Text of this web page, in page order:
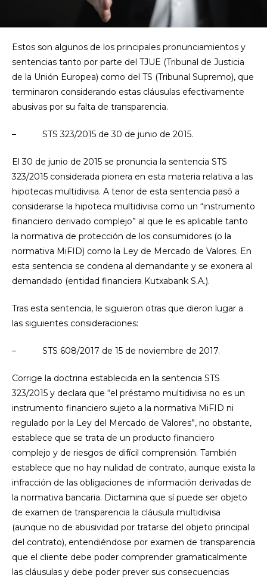
Estos son algunos de los principales pronunciamientos y
sentencias tanto por parte del TJUE (Tribunal de Justicia
de la Unión Europea) como del TS (Tribunal Supremo), que
terminaron considerando estas cláusulas efectivamente
abusivas por su falta de transparencia.
– STS 323/2015 de 30 de junio de 2015.
El 30 de junio de 2015 se pronuncia la sentencia STS
323/2015 considerada pionera en esta materia relativa a las
hipotecas multidivisa. A tenor de esta sentencia pasó a
considerarse la hipoteca multidivisa como un “instrumento
financiero derivado complejo” al que le es aplicable tanto
la normativa de protección de los consumidores (o la
normativa MiFID) como la Ley de Mercado de Valores. En
esta sentencia se condena al demandante y se exonera al
demandado (entidad financiera Kutxabank S.A.).
Tras esta sentencia, le siguieron otras que dieron lugar a
las siguientes consideraciones:
– STS 608/2017 de 15 de noviembre de 2017.
Corrige la doctrina establecida en la sentencia STS
323/2015 y declara que “el préstamo multidivisa no es un
instrumento financiero sujeto a la normativa MiFID ni
regulado por la Ley del Mercado de Valores”, no obstante,
establece que se trata de un producto financiero
complejo y de riesgos de difícil comprensión. También
establece que no hay nulidad de contrato, aunque exista la
infracción de las obligaciones de información derivadas de
la normativa bancaria. Dictamina que sí puede ser objeto
de examen de transparencia la cláusula multidivisa
(aunque no de abusividad por tratarse del objeto principal
del contrato), entendiéndose por examen de transparencia
que el cliente debe poder comprender gramaticalmente
las cláusulas y debe poder prever sus consecuencias